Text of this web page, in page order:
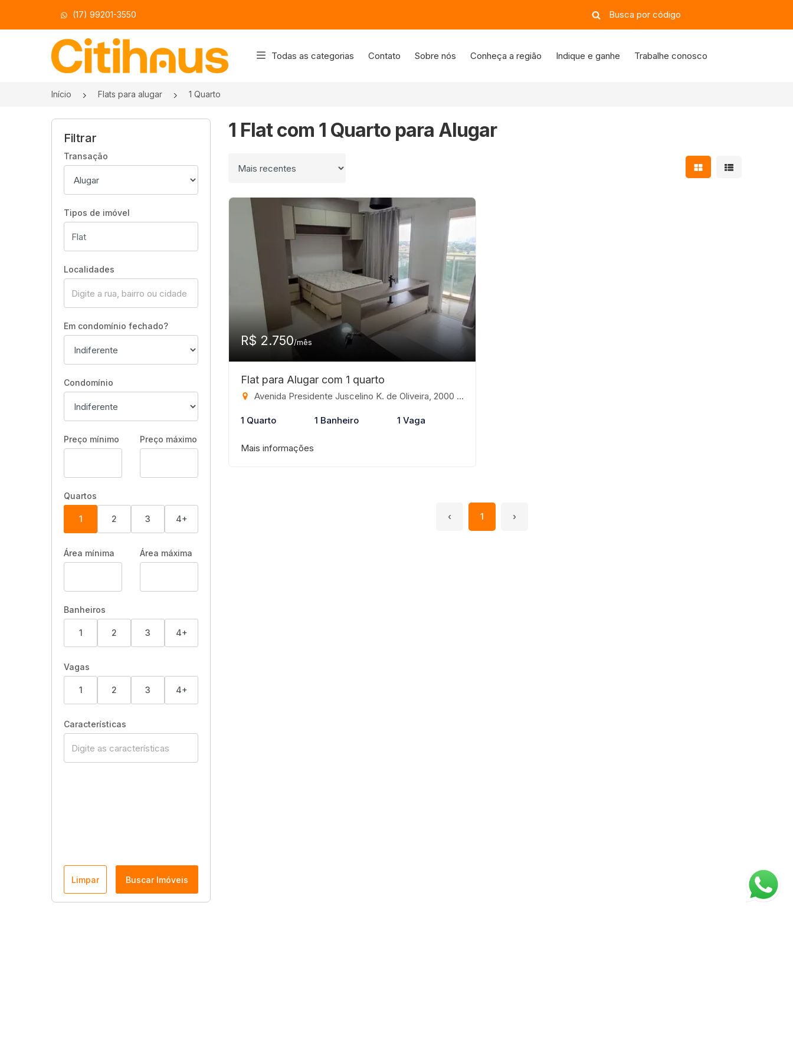
(17) 99201-3550
Página inicial
Todas as categorias Contato Sobre nós Conheça a região Indique e ganhe Trabalhe conosco
Início Flats para alugar 1 Quarto
Filtrar
Transação
Tipos de imóvel
Localidades
Em condomínio fechado?
Condomínio
Preço mínimo Preço máximo
Quartos
1 2 3 4+
Área mínima Área máxima
Banheiros
1 2 3 4+
Vagas
1 2 3 4+
Características
Limpar Buscar Imóveis
1 Flat com 1 Quarto para Alugar
Ordenar por Mostrar resultados
Mostrar
R$ 2.750/mês
Flat para Alugar com 1 quarto
Avenida Presidente Juscelino K. de Oliveira, 2000 - Jardim Tarraf II, São José do Rio Preto-SP
1 Quarto 1 Banheiro 1 Vaga
Mais informações
‹ 1 ›